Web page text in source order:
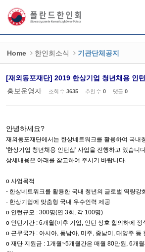
Home 한인회소식 기관단체공지
[재외동포재단] 2019 한상기업 청년채용 인
홍보운영자
조회 수 3635 추천 수 0 댓글 0
안녕하세요?
재외동포재단에서는 한상네트워크를 활용하여 국내
'한상기업 청년채용 인턴십' 사업을 진행하고 있습니
상세내용은 아래를 참고하여 주시기 바랍니다.
o 사업목적
- 한상네트워크를 활용한 국내 청년의 글로벌 역량강
- 한상기업에 맞춤형 국내 우수인력 제공
o 인턴규모 : 300명(연 3회 , 각 100명)
o 인턴기간 : 6개월(이후 기업 , 인턴 상호 합의하에 정
o 근무국가 : 아시아, 동남아, 미주, 중남미 , 대양주 등
o 재단 지원금 : 1개월~5개월간은 매월 80만원 , 6개월